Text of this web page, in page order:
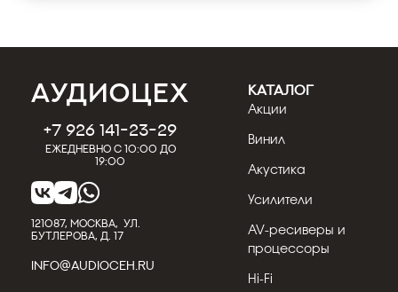
+7 926 141-23-29
Ежедневно с 10:00 до
19:00
121087, МОСКВА, УЛ.
БУТЛЕРОВА, Д. 17
INFO@AUDIOCEH.RU
КАТАЛОГ
Акции
Винил
Акустика
Усилители
AV-ресиверы и
процессоры
Hi-Fi